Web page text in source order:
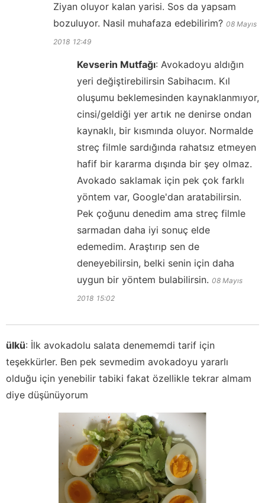
Ziyan oluyor kalan yarisi. Sos da yapsam
bozuluyor. Nasil muhafaza edebilirim? 08 Mayıs
2018 12:49
Kevserin Mutfağı: Avokadoyu aldığın
yeri değiştirebilirsin Sabihacım. Kıl
oluşumu beklemesinden kaynaklanmıyor,
cinsi/geldiği yer artık ne denirse ondan
kaynaklı, bir kısmında oluyor. Normalde
streç filmle sardığında rahatsız etmeyen
hafif bir kararma dışında bir şey olmaz.
Avokado saklamak için pek çok farklı
yöntem var, Google'dan aratabilirsin.
Pek çoğunu denedim ama streç filmle
sarmadan daha iyi sonuç elde
edemedim. Araştırıp sen de
deneyebilirsin, belki senin için daha
uygun bir yöntem bulabilirsin. 08 Mayıs
2018 15:02
ülkü: İlk avokadolu salata denememdi tarif için
teşekkürler. Ben pek sevmedim avokadoyu yararlı
olduğu için yenebilir tabiki fakat özellikle tekrar almam
diye düşünüyorum